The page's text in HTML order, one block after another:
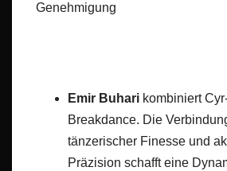
Genehmigung
Emir Buhari kombiniert
Breakdance. Die
tänzerischer Finesse und
Präzision schafft eine